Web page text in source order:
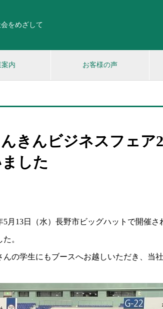
をめざして
内 お客様の声
きんビジネスフェア
した
5月13日（水）長野市ビッグハットで開催
。
んの学生にもブースへお越しいただき、当